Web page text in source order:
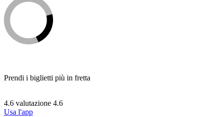
Prendi i biglietti più in fretta
4.6 valutazione 4.6
Usa l'app